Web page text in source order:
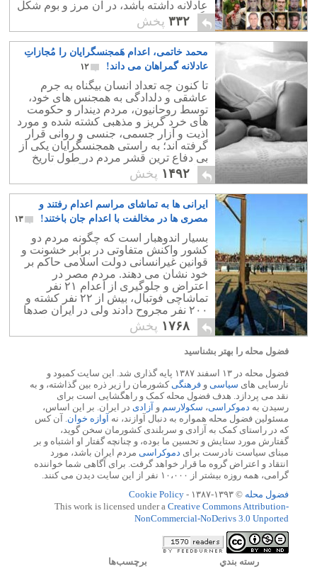
عادلانه داشته باشد، در آن مرز و بوم شکل
بگیرد.۳۳۲ پخش
محمد خاتمی، اعدام هَمجنسگرایان را مُجازاتِ
عادلانه گمراهان می داند!
۱۲
تا کنون چه تعداد انسان بیگناه به جرم
عاشقی و دلدادگی به همجنس های خود،
توسط روحانیون، مردم دیندار و حکومت
های خرد گریز و مذهبی کشته شده و مورد
اذیت و آزار جسمی، جنسی و روانی قرار
گرفته اند؛ به راستی همجنسگرایان یکی از
بی دفاع ترین قشر مردم در طول تاریخ
مذاهب بوده اند و همواره به آنان ظلم شده
است.
۱۴۹۲ پخش
ایرانی ها به تماشای مراسم اعدام رفتند و
مصری ها در مخالفت با اعدام جان باختند!
۱۳
بسیار اندوهبار است که چگونه مردم دو
کشور واکنش متفاوتی در برابر خشونت و
قوانین غیرانسانی دولت اسلامی حاکم بر
خود نشان می دهند. مردم مصر در
اعتراض و جلوگیری از اعدام ۲۱ نفر
تماشاچی فوتبال، بیش از ۲۲ نفر کشته و
۲۰۰ نفر مجروح دادند ولی در ایران صدها
نفر برای دیدن مراسم اعدام، به استادیوم
فوتبال رفتند.
۱۷۶۸ پخش
فضول محله را بهتر بشناسید
فضول محله در ۱۳ اسفند ۱۳۸۷ پایه گذاری شد. این سایت کمبود و
نارسایی های سیاسی و فرهنگیکشورمان را زیر ذره بین گذاشته، و به
نقد می پردازد. هدف فضول محله کمک و راهگشایی است برای
رسیدن به دموکراسی، سکولارسم و آزادی در ایران. بر این اساس،
مسئولین فضول محله همواره به دنبال آوازند، نه آوازه خوان. آن کس
که در راستای کمک به آزادی و سربلندی کشورمان سخن گوید،
گفتارش مورد ستایش و تحسین ما بوده، و چنانچه گفتار او اشتباه و بر
مبنای سیاست نادرست برای دموکراسی مردم ایران باشد، مورد
انتقاد و اعتراض گروه ما قرار خواهد گرفت. برای آگاهی شما خواننده
گرامی، همه روزه بیشتر از ۱۰،۰۰۰ نفر از این سایت دیدن می کنند.
فضول محله © ۱۳۹۳-۱۳۸۷ -
Cookie Policy
This work is licensed under a Creative Commons Attribution-
NonCommercial-NoDerivs 3.0 Unported
رسته بندي برچسب‌ها